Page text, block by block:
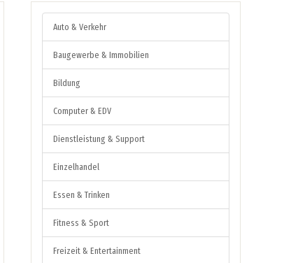
Auto & Verkehr
Baugewerbe & Immobilien
Bildung
Computer & EDV
Dienstleistung & Support
Einzelhandel
Essen & Trinken
Fitness & Sport
Freizeit & Entertainment